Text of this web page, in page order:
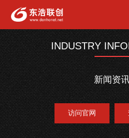
INDUSTRY
新闻资
访问官网